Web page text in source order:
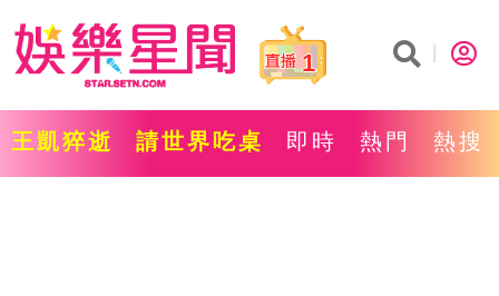
1
王凱猝逝 請世界吃桌 即時 熱門 熱搜